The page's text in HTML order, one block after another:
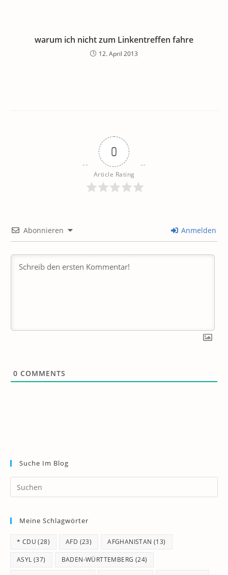
warum ich nicht zum Linkentreffen fahre
12. April 2013
0
Article Rating
Abonnieren Anmelden
0 COMMENTS
Suche Im Blog
Meine Schlagwörter
* CDU (28) AFD (23) AFGHANISTAN (13)
ASYL (37) BADEN-WÜRTTEMBERG (24)